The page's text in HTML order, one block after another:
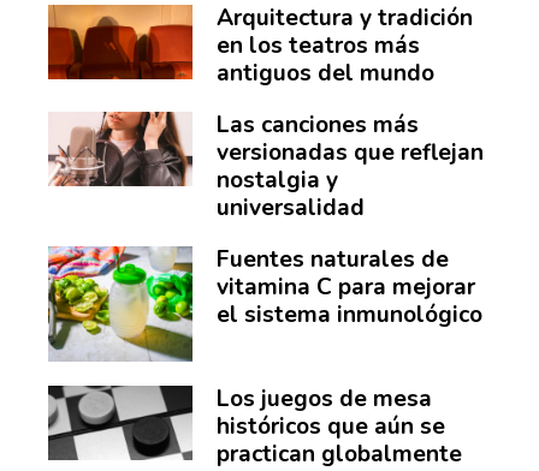
Arquitectura y tradición
en los teatros más
antiguos del mundo
Las canciones más
versionadas que reflejan
nostalgia y
universalidad
Fuentes naturales de
vitamina C para mejorar
el sistema inmunológico
Los juegos de mesa
históricos que aún se
practican globalmente